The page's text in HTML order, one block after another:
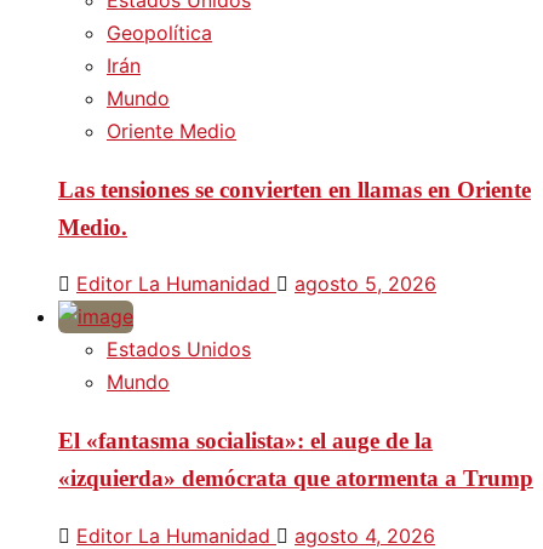
Geopolítica
Irán
Mundo
Oriente Medio
Las tensiones se convierten en llamas en Oriente
Medio.
Editor La Humanidad agosto 5, 2026
Estados Unidos
Mundo
El «fantasma socialista»: el auge de la
«izquierda» demócrata que atormenta a Trump
Editor La Humanidad agosto 4, 2026